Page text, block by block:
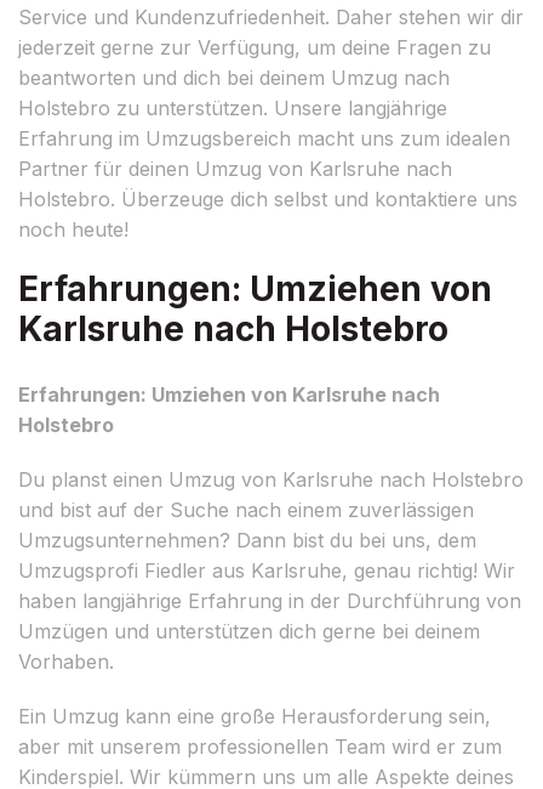
Service und Kundenzufriedenheit. Daher stehen wir dir
jederzeit gerne zur Verfügung, um deine Fragen zu
beantworten und dich bei deinem Umzug nach
Holstebro zu unterstützen. Unsere langjährige
Erfahrung im Umzugsbereich macht uns zum idealen
Partner für deinen Umzug von Karlsruhe nach
Holstebro. Überzeuge dich selbst und kontaktiere uns
noch heute!
Erfahrungen: Umziehen von
Karlsruhe nach Holstebro
Erfahrungen: Umziehen von Karlsruhe nach
Holstebro
Du planst einen Umzug von Karlsruhe nach Holstebro
und bist auf der Suche nach einem zuverlässigen
Umzugsunternehmen? Dann bist du bei uns, dem
Umzugsprofi Fiedler aus Karlsruhe, genau richtig! Wir
haben langjährige Erfahrung in der Durchführung von
Umzügen und unterstützen dich gerne bei deinem
Vorhaben.
Ein Umzug kann eine große Herausforderung sein,
aber mit unserem professionellen Team wird er zum
Kinderspiel. Wir kümmern uns um alle Aspekte deines